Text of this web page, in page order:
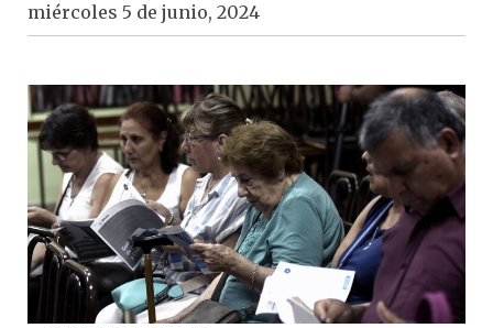
miércoles 5 de junio, 2024